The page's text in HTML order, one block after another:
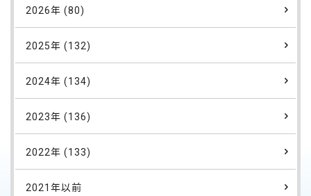
2026年 (80)
2025年 (132)
2024年 (134)
2023年 (136)
2022年 (133)
2021年以前